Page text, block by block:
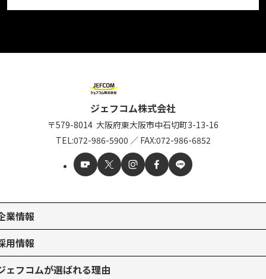
ジェフコム株式会社
〒579-8014 大阪府東大阪市中石切町3-13-16
TEL:072-986-5900 ／ FAX:072-986-6852
業情報
用情報
ェフコムが選ばれる理由